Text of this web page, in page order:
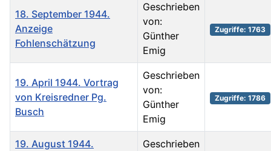
18. September 1944.
Anzeige
Fohlenschätzung
Geschrieben
von:
Günther
Emig
Zugriffe: 1763
19. April 1944. Vortrag
von Kreisredner Pg.
Busch
Geschrieben
von:
Günther
Emig
Zugriffe: 1786
19. August 1944.
Geschrieben